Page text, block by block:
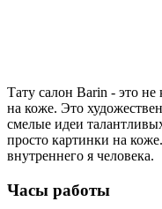
Тату салон Barin - это не
на коже. Это
смелые идеи
просто картинки на
внутреннего я человека.
Часы работы